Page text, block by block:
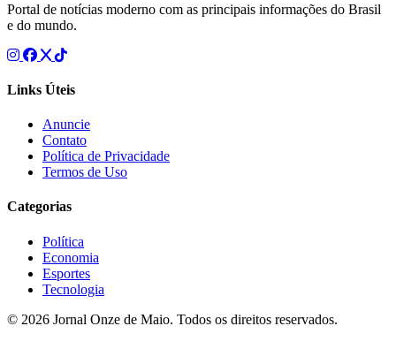
Portal de notícias moderno com as principais informações do Brasil
e do mundo.
Links Úteis
Anuncie
Contato
Política de Privacidade
Termos de Uso
Categorias
Política
Economia
Esportes
Tecnologia
© 2026 Jornal Onze de Maio. Todos os direitos reservados.